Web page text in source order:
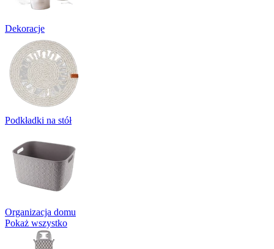
Dekoracje
Podkładki na stół
Organizacja domu
Pokaż wszystko